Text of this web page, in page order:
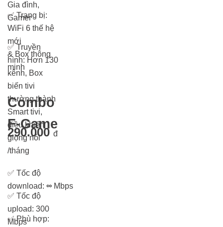
Gia đình,
Gamer
✅Trang bị:
WiFi 6 thế hệ
mới
& Box thông
minh
✅ Truyền
hình: Hơn 130
kênh, Box
biến tivi
thường thành
Smart tivi,
điều khiển
giọng nói
Combo
F-Game
290.000 đ
/tháng
✅ Tốc độ
download: ∞ Mbps
✅ Tốc độ
upload: 300
Mbps
✅Phù hợp: